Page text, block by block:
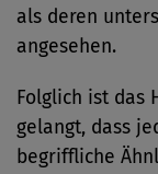
als deren
angesehen.
Folglich ist das
gelangt, dass
begriffliche